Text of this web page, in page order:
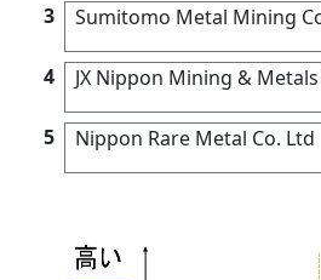
3 Sumitomo Metal Mining
4 JX Nippon Mining &
5 Nippon Rare Metal Co. Ltd